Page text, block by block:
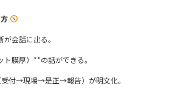
会話に出る。
膜厚）**の話ができる。
受付→現場→是正→報告）が明文化。